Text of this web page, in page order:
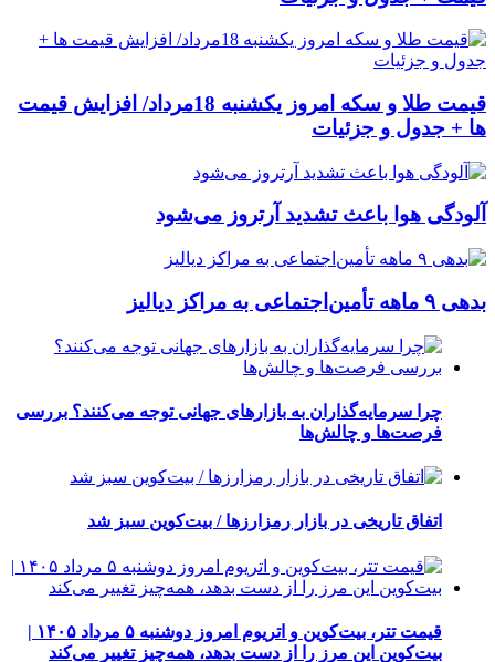
قیمت طلا و سکه امروز یکشنبه 18مرداد/ افزایش قیمت
ها + جدول و جزئیات
آلودگی هوا باعث تشدید آرتروز می‌شود
بدهی ۹ ماهه تأمین‌اجتماعی به مراکز دیالیز
چرا سرمایه‌گذاران به بازارهای جهانی توجه می‌کنند؟ بررسی
فرصت‌ها و چالش‌ها
اتفاق تاریخی در بازار رمزارزها / بیت‌کوین سبز شد
قیمت تتر، بیت‌کوین و اتریوم امروز دوشنبه ۵ مرداد ۱۴۰۵ |
بیت‌کوین این مرز را از دست بدهد، همه‌چیز تغییر می‌کند